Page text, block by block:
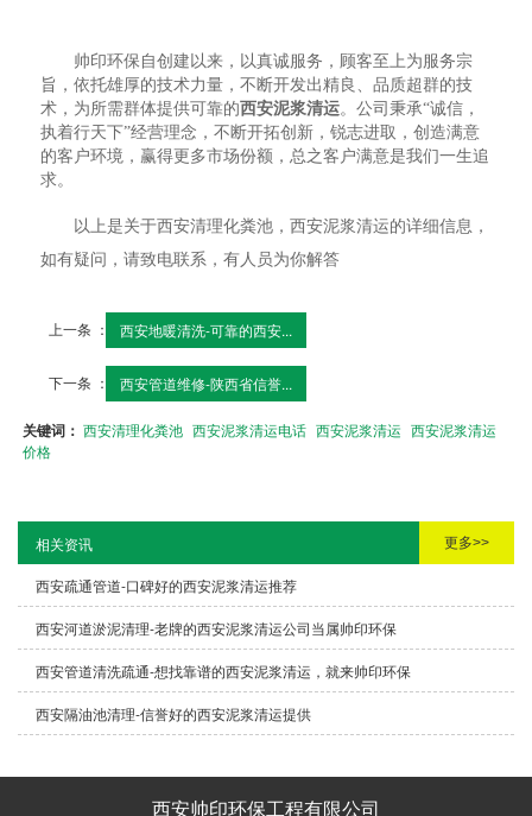
帅印环保自创建以来，以真诚服务，顾客至上为服务宗
旨，依托雄厚的技术力量，不断开发出精良、品质超群的技
术，为所需群体提供可靠的西安泥浆清运。公司秉承“诚信，
执着行天下”经营理念，不断开拓创新，锐志进取，创造满意
的客户环境，赢得更多市场份额，总之客户满意是我们一生追
求。
以上是关于西安清理化粪池，西安泥浆清运的详细信息，
如有疑问，请致电联系，有人员为你解答
上一条 ： 西安地暖清洗-可靠的西安...
下一条 ： 西安管道维修-陕西省信誉...
关键词：西安清理化粪池 西安泥浆清运电话 西安泥浆清运 西安泥浆清运
价格
相关资讯 更多>>
西安疏通管道-口碑好的西安泥浆清运推荐
西安河道淤泥清理-老牌的西安泥浆清运公司当属帅印环保
西安管道清洗疏通-想找靠谱的西安泥浆清运，就来帅印环保
西安隔油池清理-信誉好的西安泥浆清运提供
西安帅印环保工程有限公司